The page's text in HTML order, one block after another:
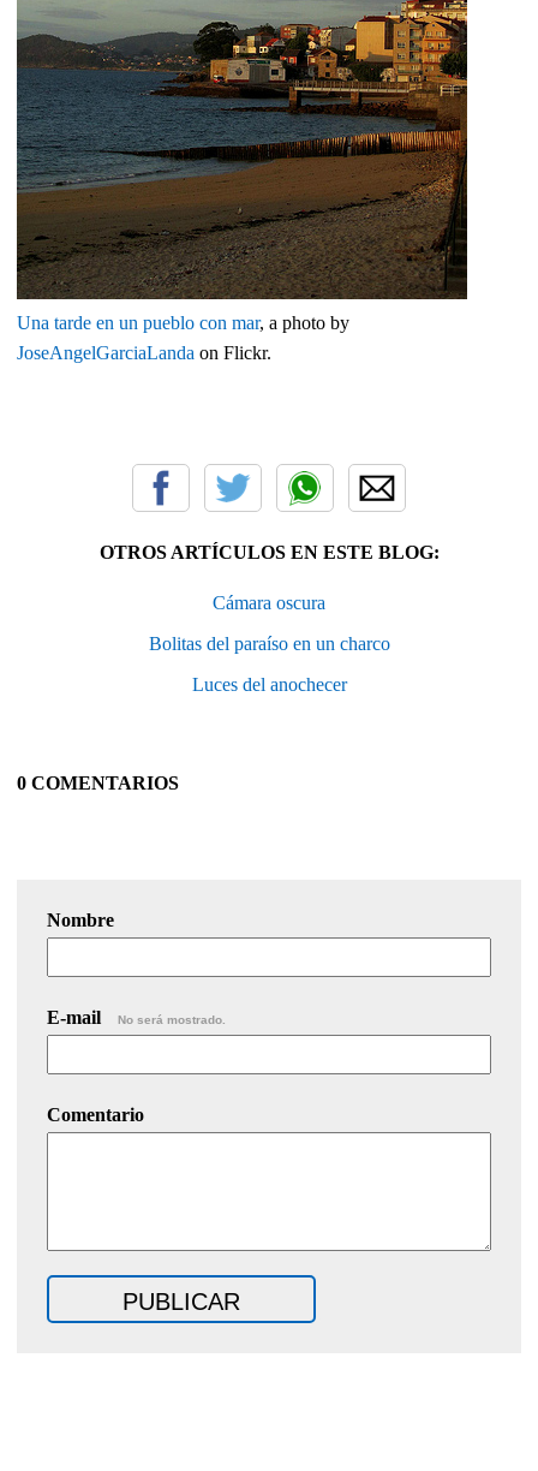
Una tarde en un pueblo con mar, a photo by
JoseAngelGarciaLanda on Flickr.
OTROS ARTÍCULOS EN ESTE BLOG:
Cámara oscura
Bolitas del paraíso en un charco
Luces del anochecer
0 COMENTARIOS
Nombre
E-mail No será mostrado.
Comentario